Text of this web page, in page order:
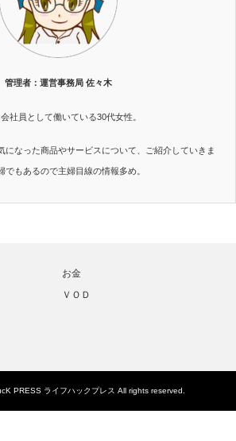
管理者：運営事務局 佐々木
社員として働いている30代女性。
になった商品やサービスについて、ご紹介していきま
でもあるので主婦目線の情報多め。
お金
ＶＯＤ
PRESS ライフハックプレス All rights reserved.